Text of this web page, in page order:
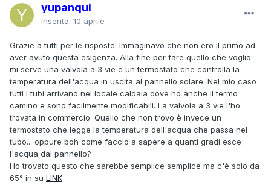
yupanqui
Inserita: 10 aprile
Grazie a tutti per le risposte. Immaginavo che non ero il primo ad
aver avuto questa esigenza. Alla fine per fare quello che voglio
mi serve una valvola a 3 vie e un termostato che controlla la
temperatura dell'acqua in uscita al pannello solare. Nel mio caso
tutti i tubi arrivano nel locale caldaia dove ho anche il termo
camino e sono facilmente modificabili. La valvola a 3 vie l'ho
trovata in commercio. Quello che non trovo è invece un
termostato che legge la temperatura dell'acqua che passa nel
tubo... oppure boh come faccio a sapere a quanti gradi esce
l'acqua dal pannello?
Ho trovato questo che sarebbe semplice semplice ma c'è solo da
65° in su LINK